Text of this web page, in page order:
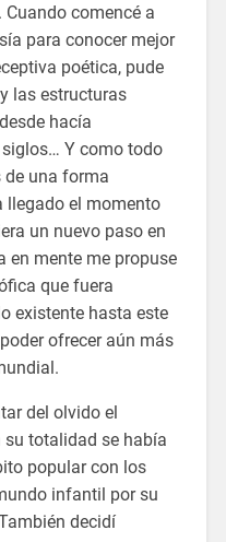
comencé a
para conocer mejor
poética, pude
las estructuras
hacía
Y como todo
de una forma
llegado el momento
un nuevo paso en
en mente me propuse
que fuera
existente hasta este
ofrecer aún más
del olvido el
su totalidad se había
popular con los
infantil por su
decidí